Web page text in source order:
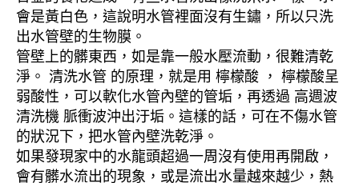
會是黃白色，這說明水管裡面沒有生鏽，所以只洗
出水管壁的生物膜。
管壁上的髒東西，如是靠一般水壓流動，很難清乾
淨。 清洗水管 的原理，就是用 檸檬酸 ， 檸檬酸呈
弱酸性，可以軟化水管內壁的管垢，再透過 高週波
清洗機 脈衝波沖出汙垢。這樣的話，可在不傷水管
的狀況下，把水管內壁洗乾淨。
如果發現家中的水龍頭超過一周沒有使用再開啟，
會有髒水流出的現象，或是流出水量越來越少，熱